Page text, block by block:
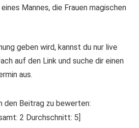
Mannes, die Frauen magischen
geben wird, kannst du nur live
auf den Link und suche dir einen
aus.
den Beitrag zu bewerten:
2 Durchschnitt: 5]